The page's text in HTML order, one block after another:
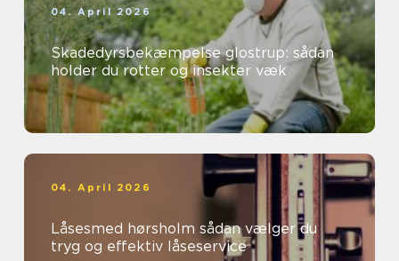
04. April 2026
Skadedyrsbekæmpelse glostrup: sådan
holder du rotter og insekter væk
04. April 2026
Låsesmed hørsholm sådan vælger du
tryg og effektiv låseservice